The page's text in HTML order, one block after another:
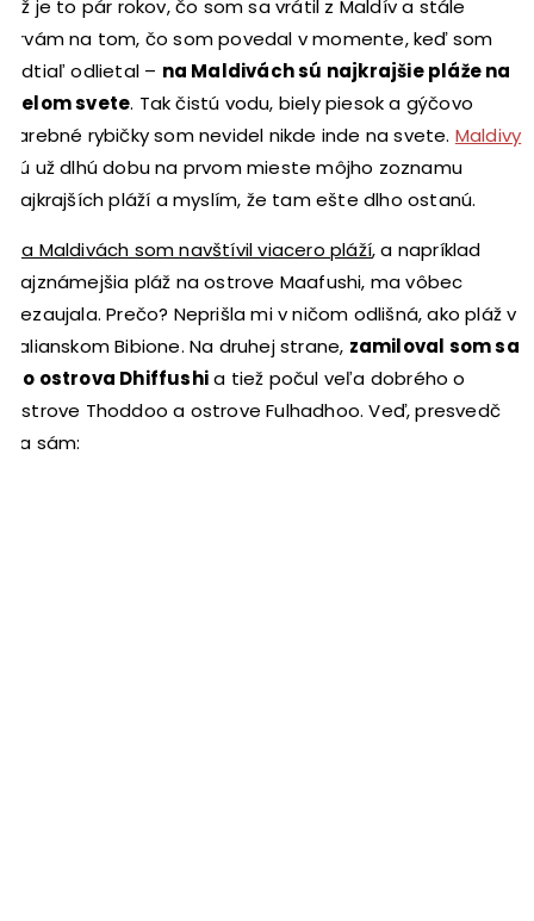
Už je to pár rokov, čo som sa vrátil z Maldív a stále
trvám na tom, čo som povedal v momente, keď som
odtiaľ odlietal – na Maldivách sú najkrajšie pláže na
celom svete. Tak čistú vodu, biely piesok a gýčovo
farebné rybičky som nevidel nikde inde na svete. Maldivy
sú už dlhú dobu na prvom mieste môjho zoznamu
najkrajších pláží a myslím, že tam ešte dlho ostanú.
Na Maldivách som navštívil viacero pláží, a napríklad
najznámejšia pláž na ostrove Maafushi, ma vôbec
nezaujala. Prečo? Neprišla mi v ničom odlišná, ako pláž v
talianskom Bibione. Na druhej strane, zamiloval som sa
do ostrova Dhiffushia tiež počul veľa dobrého o
ostrove Thoddoo a ostrove Fulhadhoo. Veď, presvedč
sa sám: